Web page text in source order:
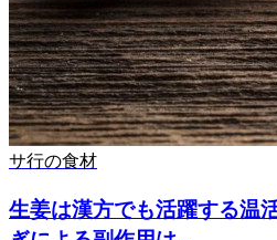
サ行の食材
生姜は漢方でも活躍する温